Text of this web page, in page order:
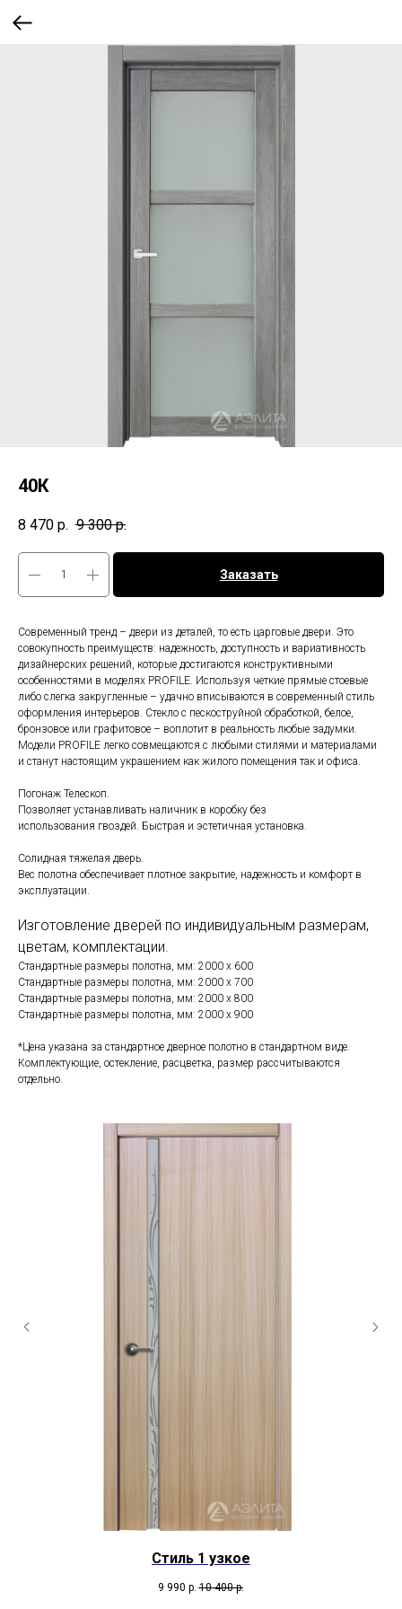
40К
8 470 р. 9 300 р.
Заказать
Современный тренд – двери из деталей, то есть царговые двери. Это
совокупность преимуществ: надежность, доступность и вариативность
дизайнерских решений, которые достигаются конструктивными
особенностями в моделях PROFILE. Используя четкие прямые стоевые
либо слегка закругленные – удачно вписываются в современный стиль
оформления интерьеров. Стекло с пескоструйной обработкой, белое,
бронзовое или графитовое – воплотит в реальность любые задумки.
Модели PROFILE легко совмещаются с любыми стилями и материалами
и станут настоящим украшением как жилого помещения так и офиса.
Погонаж Телескоп.
Позволяет устанавливать наличник в коробку без
использования гвоздей. Быстрая и эстетичная установка.
Солидная тяжелая дверь.
Вес полотна обеспечивает плотное закрытие, надежность и комфорт в
эксплуатации.
Изготовление дверей по индивидуальным размерам,
цветам, комплектации.
Стандартные размеры полотна, мм: 2000 x 600
Стандартные размеры полотна, мм: 2000 x 700
Стандартные размеры полотна, мм: 2000 x 800
Стандартные размеры полотна, мм: 2000 x 900
*Цена указана за стандартное дверное полотно в стандартном виде.
Комплектующие, остекление, расцветка, размер рассчитываются
отдельно.
Стиль 1 узкое
9 990 р. 10 400 р.